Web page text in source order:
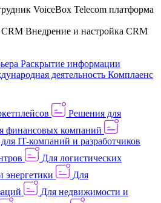
VoiceBox Telecom платформа
CRM Внедрение и настройка CRM
Раскрытие информации
деятельность Комплаенс
Решения для
финансовых компаний
IT-компаний и разработчиков
Для логистических
Для
Для недвижимости и